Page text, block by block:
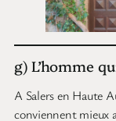
g) L’homme
A Salers en Haute
conviennent mieux